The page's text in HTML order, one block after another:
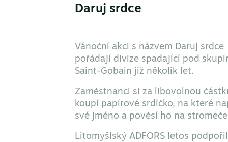
Daruj srdce
Vánoční akci s názvem Daruj srdce
pořádají divize spadající pod
Saint-Gobain již několik let.
Zaměstnanci si za libovolnou
koupí papírové srdíčko, na které
své jméno a pověsí ho na
Litomyšlský ADFORS letos podpořil